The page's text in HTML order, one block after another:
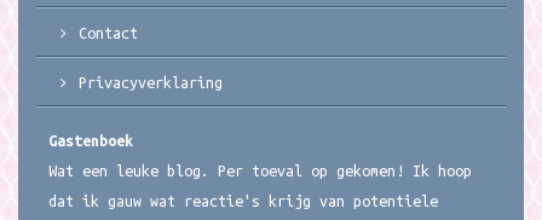
Contact
Privacyverklaring
Gastenboek
Wat een leuke blog. Per toeval op gekomen! Ik hoop
dat ik gauw wat reactie's krijg van potentiele